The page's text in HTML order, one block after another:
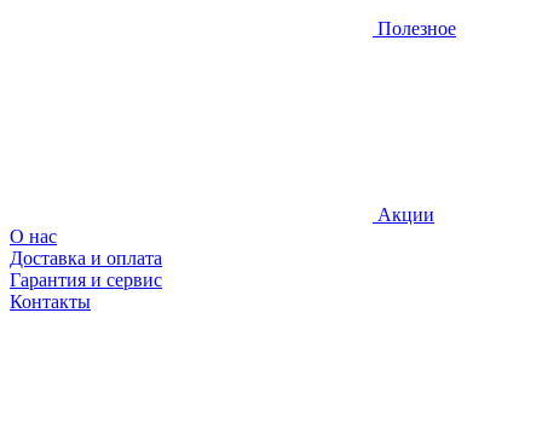
Полезное
Акции
О нас
Доставка и оплата
Гарантия и сервис
Контакты